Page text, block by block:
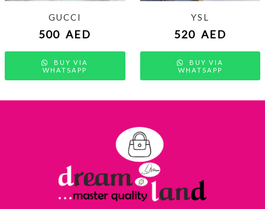
GUCCI
500 AED
BUY VIA
WHATSAPP
YSL
520 AED
BUY VIA
WHATSAPP